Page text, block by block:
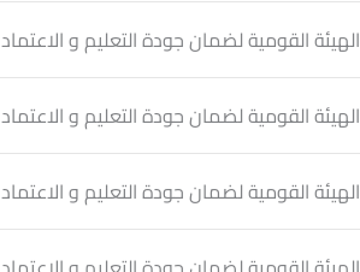
الهيئة القومية لضمان جودة التعليم و الاعتماد
الهيئة القومية لضمان جودة التعليم و الاعتماد
الهيئة القومية لضمان جودة التعليم و الاعتماد